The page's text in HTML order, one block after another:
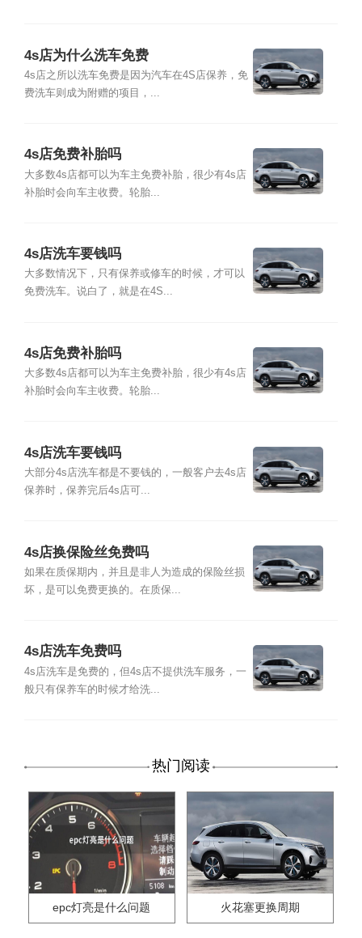
4s店为什么洗车免费
4s店之所以洗车免费是因为汽车在4S店保养，免
费洗车则成为附赠的项目，...
4s店免费补胎吗
大多数4s店都可以为车主免费补胎，很少有4s店
补胎时会向车主收费。轮胎...
4s店洗车要钱吗
大多数情况下，只有保养或修车的时候，才可以
免费洗车。说白了，就是在4S...
4s店免费补胎吗
大多数4s店都可以为车主免费补胎，很少有4s店
补胎时会向车主收费。轮胎...
4s店洗车要钱吗
大部分4s店洗车都是不要钱的，一般客户去4s店
保养时，保养完后4s店可...
4s店换保险丝免费吗
如果在质保期内，并且是非人为造成的保险丝损
坏，是可以免费更换的。在质保...
4s店洗车免费吗
4s店洗车是免费的，但4s店不提供洗车服务，一
般只有保养车的时候才给洗...
热门阅读
epc灯亮是什么问题 火花塞更换周期